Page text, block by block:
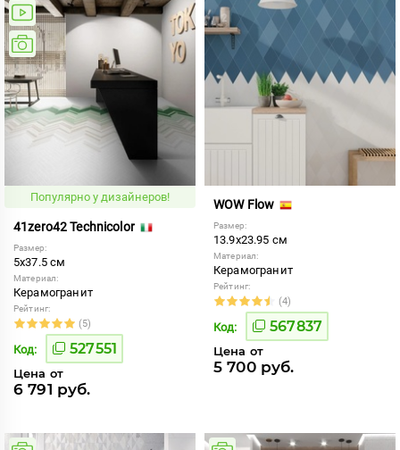
Популярно у дизайнеров!
41zero42 Technicolor
Размер:
5x37.5 см
Материал:
Керамогранит
Рейтинг:
(5)
Код: 527551
Цена от
6 791 руб.
WOW Flow
Размер:
13.9x23.95 см
Материал:
Керамогранит
Рейтинг:
(4)
Код: 567837
Цена от
5 700 руб.